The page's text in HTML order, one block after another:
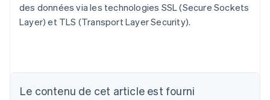
des données via les technologies SSL (Secure Sockets
Layer) et TLS (Transport Layer Security).
Le contenu de cet article est fourni
Australie